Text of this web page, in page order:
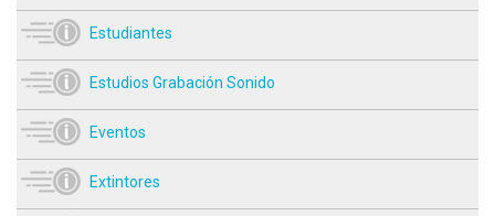
Estudiantes
Estudios Grabación Sonido
Eventos
Extintores